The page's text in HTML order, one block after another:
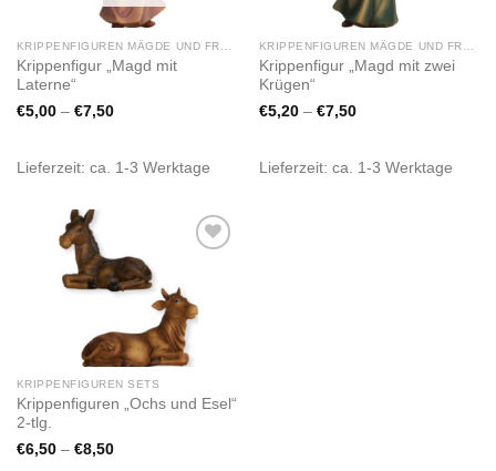
Krippenfigur „Magd mit
Laterne“
€5,00– €7,50
Lieferzeit: ca. 1-3 Werktage
Krippenfigur „Magd mit zwei
Krügen“
€5,20– €7,50
Lieferzeit: ca. 1-3 Werktage
hinzufügen
KRIPPENFIGUREN SETS
Krippenfiguren „Ochs und Esel“
2-tlg.
€6,50– €8,50